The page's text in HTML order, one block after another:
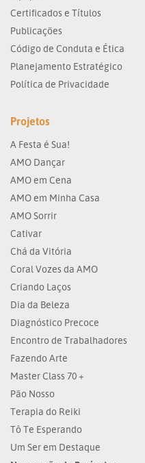
Certificados e Títulos
Publicações
Código de Conduta e Ética
Planejamento Estratégico
Política de Privacidade
Projetos
A Festa é Sua!
AMO Dançar
AMO em Cena
AMO em Minha Casa
AMO Sorrir
Cativar
Chá da Vitória
Coral Vozes da AMO
Criando Laços
Dia da Beleza
Diagnóstico Precoce
Encontro de Trabalhadores
Fazendo Arte
Master Class 70 +
Pão Nosso
Terapia do Reiki
Tô Te Esperando
Um Ser em Destaque